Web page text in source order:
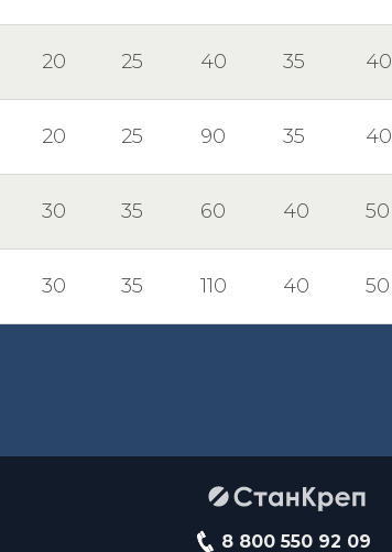
20 25 40 35 40
20 25 90 35 40
30 35 60 40 50
30 35 110 40 50
8 800 550 92 09